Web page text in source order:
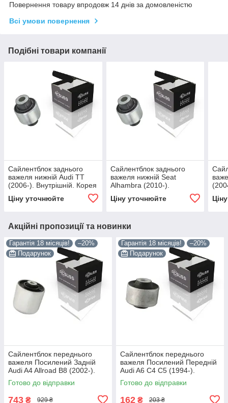
Повернення товару впродовж 14 днів за домовленістю
Всі умови повернення
Подібні товари компанії
Сайлентблок заднього
важеля нижній Audi TT
(2006-). Внутрішній. Корея
ACSUSS! 29917 , FE29690
, VKDS431013
Ціну уточнюйте
Сайлентблок заднього
важеля нижній Seat
Alhambra (2010-).
ACSUSS! 29917 , FE29690
Ціну уточнюйте
,
Акційні пропозиції та новинки
Гарантія 18 місяців!
–20%
Подарунок
Сайлентблок переднього
важеля Посилений Задній
Audi A4 Allroad B8 (2002-).
Нижній. Корея ACSUSS!
4H0407183 , TD1247W ,
Готово до відправки
743 ₴ 929 ₴
Гарантія 18 місяців!
–20%
Подарунок
Сайлентблок переднього
важеля Посилений Передній
Audi A6 C4 C5 (1994-).
Верхній. Корея ACSUSS!
35379 , JBU138 , TD1062W
Готово до відправки
162 ₴ 203 ₴